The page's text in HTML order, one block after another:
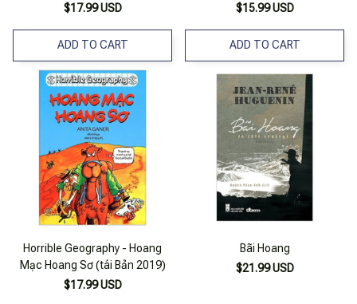
$17.99 USD
ADD TO CART
$15.99 USD
ADD TO CART
Horrible Geography - Hoang
Mạc Hoang Sơ (tái Bản 2019)
$17.99 USD
Bãi Hoang
$21.99 USD